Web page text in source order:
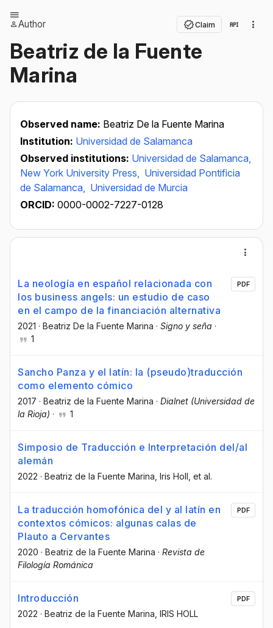
Author Claim
Beatriz de la Fuente
Marina
Observed name: Beatriz De la Fuente Marina
Institution: Universidad de Salamanca
Observed institutions: Universidad de Salamanca,
New York University Press, Universidad Pontificia
de Salamanca, Universidad de Murcia
ORCID: 0000-0002-7227-0128
La neología en español relacionada con
los business angels: un estudio de caso
en el campo de la financiación alternativa
2021 · Beatriz De la Fuente Marina · Signo y seña ·
1
PDF
Sancho Panza y el latín: la (pseudo)traducción
como elemento cómico
2017 · Beatriz de la Fuente Marina · Dialnet (Universidad de
la Rioja) · 1
Simposio de Traducción e Interpretación del/al
alemán
2022 · Beatriz de la Fuente Marina , Iris Holl , et al.
La traducción homofónica del y al latín en
contextos cómicos: algunas calas de
Plauto a Cervantes
2020 · Beatriz de la Fuente Marina · Revista de
Filología Románica
PDF
Introducción
2022 · Beatriz de la Fuente Marina , IRIS HOLL
PDF